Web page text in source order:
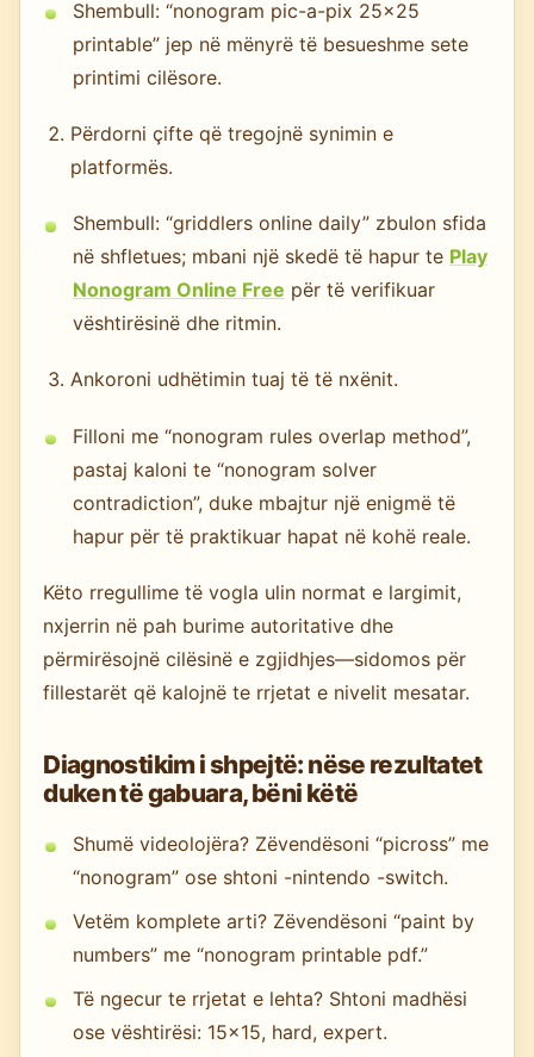
Shembull: “nonogram pic-a-pix 25x25
printable” jep në mënyrë të besueshme sete
printimi cilësore.
Përdorni çifte që tregojnë synimin e
platformës.
Shembull: “griddlers online daily” zbulon sfida
në shfletues; mbani një skedë të hapur te Play
Nonogram Online Free për të verifikuar
vështirësinë dhe ritmin.
Ankoroni udhëtimin tuaj të të nxënit.
Filloni me “nonogram rules overlap method”,
pastaj kaloni te “nonogram solver
contradiction”, duke mbajtur një enigmë të
hapur për të praktikuar hapat në kohë reale.
Këto rregullime të vogla ulin normat e largimit,
nxjerrin në pah burime autoritative dhe
përmirësojnë cilësinë e zgjidhjes—sidomos për
fillestarët që kalojnë te rrjetat e nivelit mesatar.
Diagnostikim i shpejtë: nëse rezultatet
duken të gabuara, bëni këtë
Shumë videolojëra? Zëvendësoni “picross” me
“nonogram” ose shtoni -nintendo -switch.
Vetëm komplete arti? Zëvendësoni “paint by
numbers” me “nonogram printable pdf.”
Të ngecur te rrjetat e lehta? Shtoni madhësi
ose vështirësi: 15x15, hard, expert.